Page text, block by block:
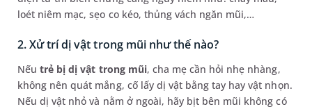
loét niêm mạc, sẹo co kéo, thủng vách ngăn mũi,…
2. Xử trí dị vật trong mũi như thế nào?
Nếu trẻ bị dị vật trong mũi, cha mẹ cần hỏi nhẹ nhàng,
không nên quát mắng, cố lấy dị vật bằng tay hay vật nhọn.
Nếu dị vật nhỏ và nằm ở ngoài, hãy bịt bên mũi không có